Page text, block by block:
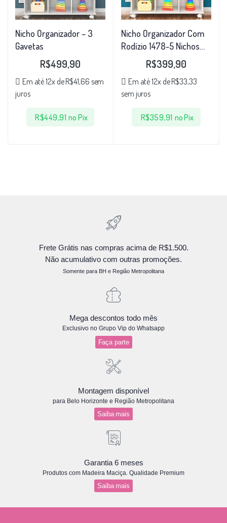
Nicho Organizador – 3
Gavetas
R$499,90
Em até 12x deR$41,66
juros
R$449,91 no Pix
Nicho Organizador Com
Rodízio 1478-5 Nichos
R$399,90
Em até 12x deR$33,33
sem juros
R$359,91 no Pix
Frete Grátis nas compras acima de R$1.500.
Não acumulativo com outras promoções.
Somente para BH e Região Metropolitana
Mega descontos todo mês
Exclusivo no Grupo Vip do Whatsapp
Faça parte
Montagem disponível
para Belo Horizonte e Região Metropolitana
Saiba mais
Garantia 6 meses
Produtos com Madeira Maciça. Qualidade Premium
Saiba mais